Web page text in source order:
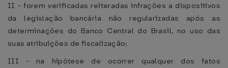
II - forem verificadas reiteradas infrações a dispositivos
da legislação bancária não regularizadas após as
determinações do Banco Central do Brasil, no uso das
suas atribuições de fiscalização;
III - na hipótese de ocorrer qualquer dos fatos